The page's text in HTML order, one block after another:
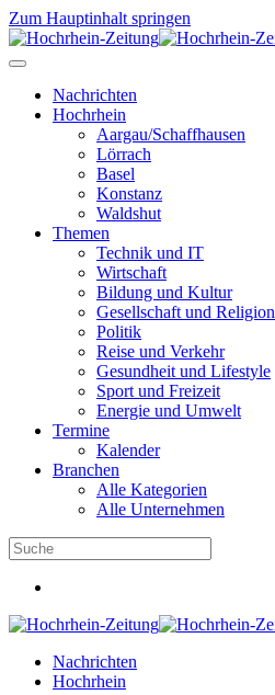
Zum Hauptinhalt springen
Nachrichten
Hochrhein
Aargau/Schaffhausen
Lörrach
Basel
Konstanz
Waldshut
Themen
Technik und IT
Wirtschaft
Bildung und Kultur
Gesellschaft und Religion
Politik
Reise und Verkehr
Gesundheit und Lifestyle
Sport und Freizeit
Energie und Umwelt
Termine
Kalender
Branchen
Alle Kategorien
Alle Unternehmen
Nachrichten
Hochrhein